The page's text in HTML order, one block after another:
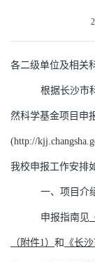
各二级单位及相关
根据长沙市
然科学基金项目申
(http://
我校申报工作安排
一、项目介
申报指南见
（附件1） 和 《长